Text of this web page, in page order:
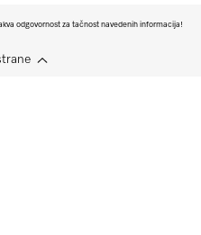
odgovornost za tačnost navedenih informacija!